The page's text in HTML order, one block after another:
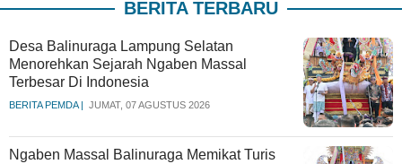
BERITA TERBARU
Desa Balinuraga Lampung Selatan
Menorehkan Sejarah Ngaben Massal
Terbesar Di Indonesia
BERITA PEMDA | JUMAT, 07 AGUSTUS 2026
Ngaben Massal Balinuraga Memikat Turis